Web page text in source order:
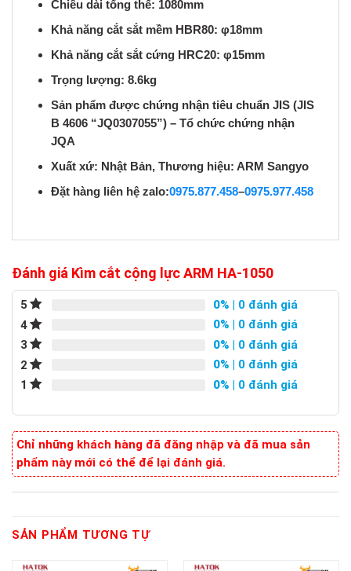
Chiều dài tổng thể: 1080mm
Khả năng cắt sắt mềm HBR80: φ18mm
Khả năng cắt sắt cứng HRC20: φ15mm
Trọng lượng: 8.6kg
Sản phẩm được chứng nhận tiêu chuẩn JIS (JIS
B 4606 “JQ0307055”) – Tổ chức chứng nhận
JQA
Xuất xứ: Nhật Bản, Thương hiệu: ARM Sangyo
Đặt hàng liên hệ zalo:0975.877.458–0975.977.458
Đánh giá Kìm cắt cộng lực ARM HA-1050
5 0% | 0 đánh giá
4
0% | 0 đánh giá
3
0% | 0 đánh giá
2
0% | 0 đánh giá
1
0% | 0 đánh giá
Chỉ những khách hàng đã đăng nhập và đã mua sản
phẩm này mới có thể để lại đánh giá.
SẢN PHẨM TƯƠNG TỰ